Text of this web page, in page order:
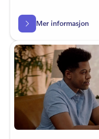
Mer informasjon